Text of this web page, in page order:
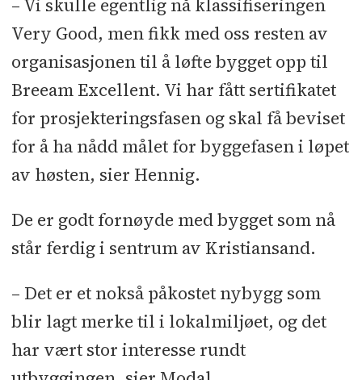
– Vi skulle egentlig nå klassifiseringen
Very Good, men fikk med oss resten av
organisasjonen til å løfte bygget opp til
Breeam Excellent. Vi har fått sertifikatet
for prosjekteringsfasen og skal få beviset
for å ha nådd målet for byggefasen i løpet
av høsten, sier Hennig.
De er godt fornøyde med bygget som nå
står ferdig i sentrum av Kristiansand.
– Det er et nokså påkostet nybygg som
blir lagt merke til i lokalmiljøet, og det
har vært stor interesse rundt